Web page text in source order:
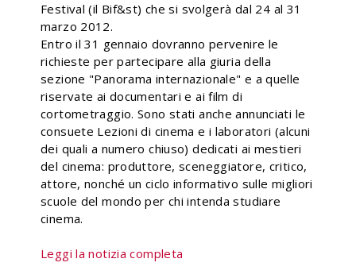
Festival (il Bif&st) che si svolgerà dal 24 al 31
marzo 2012.
Entro il 31 gennaio dovranno pervenire le
richieste per partecipare alla giuria della
sezione "Panorama internazionale" e a quelle
riservate ai documentari e ai film di
cortometraggio. Sono stati anche annunciati le
consuete Lezioni di cinema e i laboratori (alcuni
dei quali a numero chiuso) dedicati ai mestieri
del cinema: produttore, sceneggiatore, critico,
attore, nonché un ciclo informativo sulle migliori
scuole del mondo per chi intenda studiare
cinema.
Leggi la notizia completa